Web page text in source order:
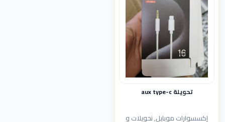
تحويلة aux type-c
إكسسوارات موبايل, نحويلات و